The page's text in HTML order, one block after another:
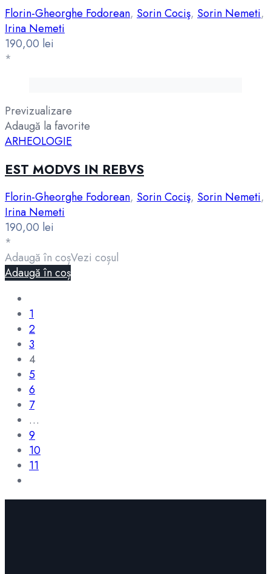
Florin-Gheorghe Fodorean, Sorin Cociş, Sorin Nemeti,
Irina Nemeti
190,00 lei
*
Previzualizare
Adaugă la favorite
ARHEOLOGIE
EST MODVS IN REBVS
Florin-Gheorghe Fodorean, Sorin Cociş, Sorin Nemeti,
Irina Nemeti
190,00 lei
*
Adaugă în coșVezi coșul
Adaugă în coș
1
2
3
4
5
6
7
…
9
10
11